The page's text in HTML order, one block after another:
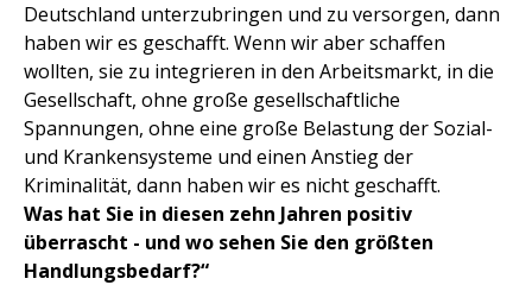
Deutschland unterzubringen und zu versorgen, dann
haben wir es geschafft. Wenn wir aber schaffen
wollten, sie zu integrieren in den Arbeitsmarkt, in die
Gesellschaft, ohne große gesellschaftliche
Spannungen, ohne eine große Belastung der Sozial-
und Krankensysteme und einen Anstieg der
Kriminalität, dann haben wir es nicht geschafft.
Was hat Sie in diesen zehn Jahren positiv
überrascht - und wo sehen Sie den größten
Handlungsbedarf?“